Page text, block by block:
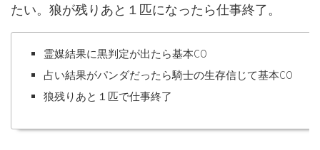
たい。狼が残りあと１匹になったら仕事終了。
霊媒結果に黒判定が出たら基本CO
占い結果がパンダだったら騎士の生存信じて基本CO
狼残りあと１匹で仕事終了